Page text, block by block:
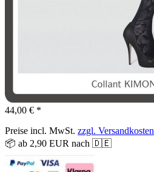
44,00 € *
Preise incl. MwSt. zzgl. Versandkosten
📦 ab 2,90 EUR nach 🇩🇪